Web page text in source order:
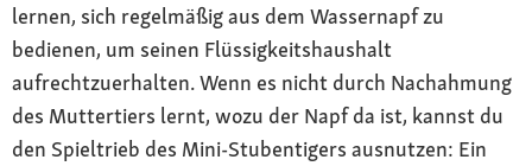
lernen, sich regelmäßig aus dem Wassernapf zu
bedienen, um seinen Flüssigkeitshaushalt
aufrechtzuerhalten. Wenn es nicht durch Nachahmung
des Muttertiers lernt, wozu der Napf da ist, kannst du
den Spieltrieb des Mini-Stubentigers ausnutzen: Ein